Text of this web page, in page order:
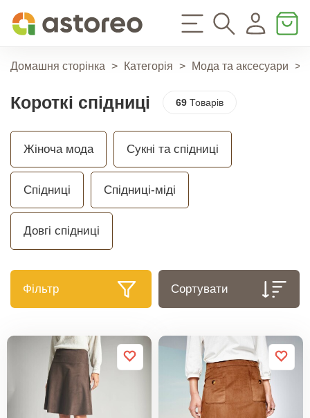
Домашня сторінка > Категорія > Мода та аксесуари >
Короткі спідниці 69Товарів
Жіноча мода Сукні та спідниці
Спідниці Спідниці-міді
Довгі спідниці
Фільтр Сортувати